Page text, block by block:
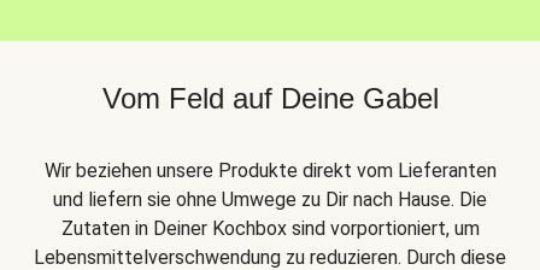
Vom Feld auf Deine Gabel
Wir beziehen unsere Produkte direkt vom Lieferanten
und liefern sie ohne Umwege zu Dir nach Hause. Die
Zutaten in Deiner Kochbox sind vorportioniert, um
Lebensmittelverschwendung zu reduzieren. Durch diese